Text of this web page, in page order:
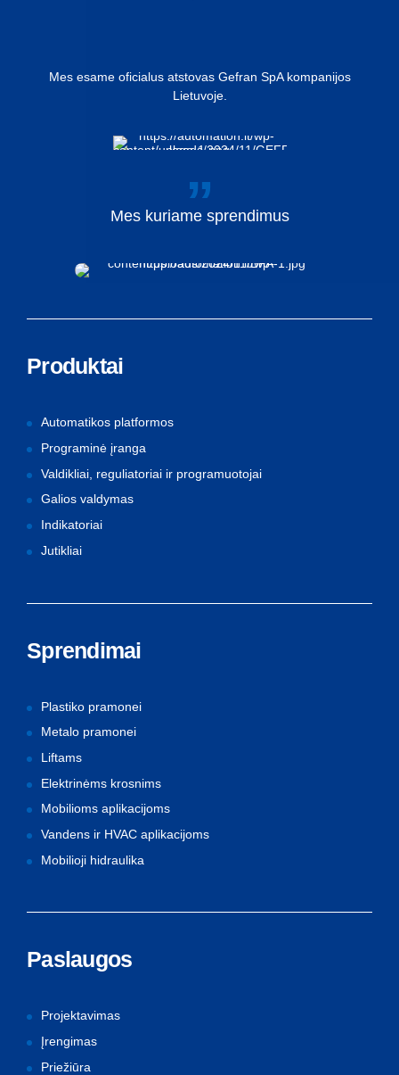
Mes esame oficialus atstovas Gefran SpA kompanijos
Lietuvoje.
Mes kuriame sprendimus
Produktai
Automatikos platformos
Programinė įranga
Valdikliai, reguliatoriai ir programuotojai
Galios valdymas
Indikatoriai
Jutikliai
Sprendimai
Plastiko pramonei
Metalo pramonei
Liftams
Elektrinėms krosnims
Mobilioms aplikacijoms
Vandens ir HVAC aplikacijoms
Mobilioji hidraulika
Paslaugos
Projektavimas
Įrengimas
Priežiūra